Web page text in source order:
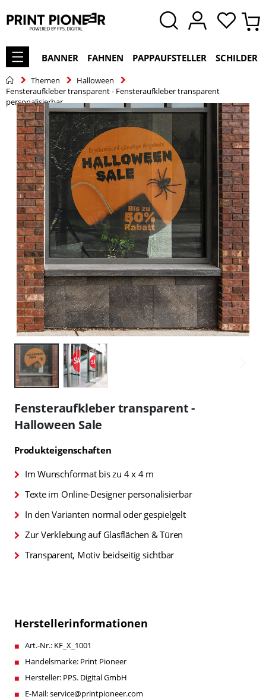
BANNER FAHNEN PAPPAUFSTELLER SCHILDER
Themen
Halloween
Fensteraufkleber transparent - Fensteraufkleber transparent
personalisierbar
Zum
Ende
der
Bildgalerie
springen
Anfang
der
Bildgalerie
Fensteraufkleber transparent -
Halloween Sale
Produkteigenschaften
Im Wunschformat bis zu 4 x 4 m
Texte im Online-Designer personalisierbar
In den Varianten normal oder gespielgelt
Zur Verklebung auf Glasflächen & Türen
Transparent, Motiv beidseitig sichtbar
Herstellerinformationen
Art.-Nr.: KF_X_1001
Handelsmarke: Print Pioneer
Hersteller: PPS. Digital GmbH
E-Mail: service@printpioneer.com